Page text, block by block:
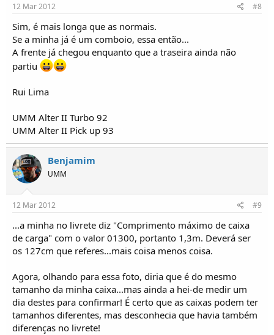
12 Mar 2012 #8
Sim, é mais longa que as normais.
Se a minha já é um comboio, essa então...
A frente já chegou enquanto que a traseira ainda não
partiu
Rui Lima
UMM Alter II Turbo 92
UMM Alter II Pick up 93
Benjamim
UMM
12 Mar 2012 #9
...a minha no livrete diz "Comprimento máximo de caixa
de carga" com o valor 01300, portanto 1,3m. Deverá ser
os 127cm que referes...mais coisa menos coisa.
Agora, olhando para essa foto, diria que é do mesmo
tamanho da minha caixa...mas ainda a hei-de medir um
dia destes para confirmar! É certo que as caixas podem ter
tamanhos diferentes, mas desconhecia que havia também
diferenças no livrete!